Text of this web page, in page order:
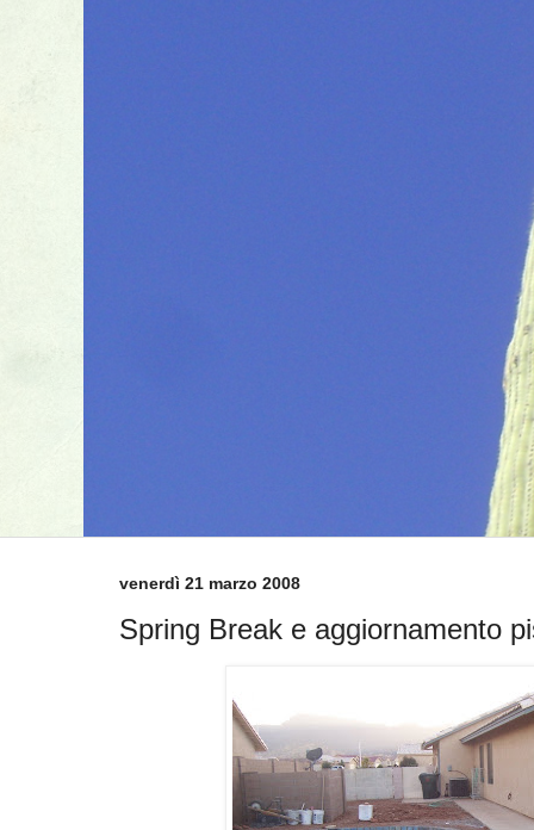
venerdì 21 marzo 2008
Spring Break e aggiornamento